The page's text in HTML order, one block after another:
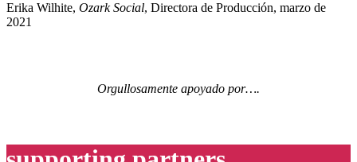
Erika Wilhite, Ozark Social, Directora de Producción, marzo de
2021
Orgullosamente apoyado por….